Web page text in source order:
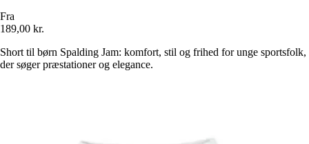
Fra
189,00 kr.
Short til børn Spalding Jam: komfort, stil og frihed for unge sportsfolk,
der søger præstationer og elegance.